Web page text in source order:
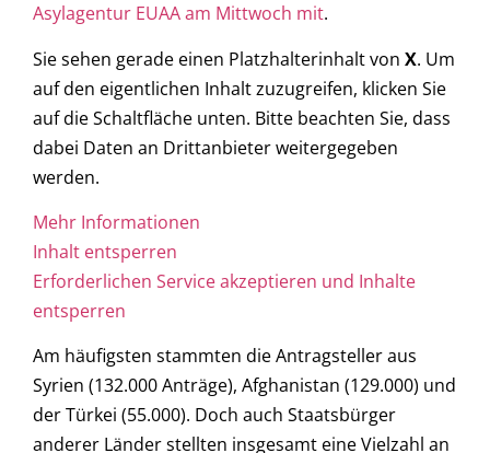
Asylagentur EUAA am Mittwoch mit.
Sie sehen gerade einen Platzhalterinhalt von X. Um
auf den eigentlichen Inhalt zuzugreifen, klicken Sie
auf die Schaltfläche unten. Bitte beachten Sie, dass
dabei Daten an Drittanbieter weitergegeben
werden.
Mehr Informationen
Inhalt entsperren
Erforderlichen Service akzeptieren und Inhalte
entsperren
Am häufigsten stammten die Antragsteller aus
Syrien (132.000 Anträge), Afghanistan (129.000) und
der Türkei (55.000). Doch auch Staatsbürger
anderer Länder stellten insgesamt eine Vielzahl an